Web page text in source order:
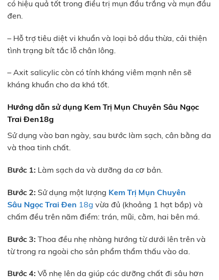
có hiệu quả tốt trong điều trị mụn đầu trắng và mụn đầu
đen.
– Hỗ trợ tiêu diệt vi khuẩn và loại bỏ dầu thừa, cải thiện
tình trạng bít tắc lỗ chân lông.
– Axit salicylic còn có tính kháng viêm mạnh nên sẽ
kháng khuẩn cho da khá tốt.
Hướng dẫn sử dụng Kem Trị Mụn Chuyên Sâu Ngọc
Trai Đen18g
Sử dụng vào ban ngày, sau bước làm sạch, cân bằng da
và thoa tinh chất.
Bước 1: Làm sạch da và dưỡng da cơ bản.
Bước 2: Sử dụng một lượng Kem Trị Mụn Chuyên
Sâu Ngọc Trai Đen 18g vừa đủ (khoảng 1 hạt bắp) và
chấm đều trên năm điểm: trán, mũi, cằm, hai bên má.
Bước 3: Thoa đều nhẹ nhàng hướng từ dưới lên trên và
từ trong ra ngoài cho sản phẩm thẩm thấu vào da.
Bước 4: Vỗ nhẹ lên da giúp các dưỡng chất đi sâu hơn